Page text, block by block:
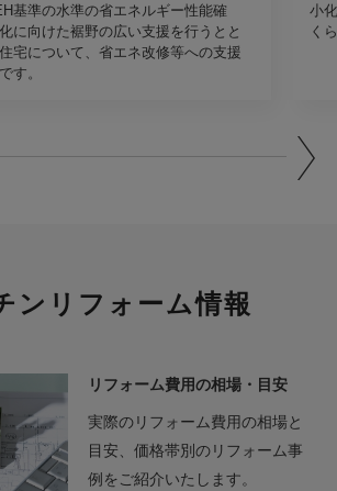
基準の水準の省エネルギー性能確
に向けた裾野の広い支援を行うとと
宅について、省エネ改修等への支援
す。
小
く
ンリフォーム情報
リフォーム費用の相場・目安
実際のリフォーム費用の相場と
目安、価格帯別のリフォーム事
例をご紹介いたします。